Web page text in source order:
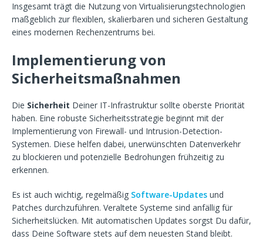
Insgesamt trägt die Nutzung von Virtualisierungstechnologien
maßgeblich zur flexiblen, skalierbaren und sicheren Gestaltung
eines modernen Rechenzentrums bei.
Implementierung von
Sicherheitsmaßnahmen
Die Sicherheit Deiner IT-Infrastruktur sollte oberste Priorität
haben. Eine robuste Sicherheitsstrategie beginnt mit der
Implementierung von Firewall- und Intrusion-Detection-
Systemen. Diese helfen dabei, unerwünschten Datenverkehr
zu blockieren und potenzielle Bedrohungen frühzeitig zu
erkennen.
Es ist auch wichtig, regelmäßig Software-Updates und
Patches durchzuführen. Veraltete Systeme sind anfällig für
Sicherheitslücken. Mit automatischen Updates sorgst Du dafür,
dass Deine Software stets auf dem neuesten Stand bleibt.